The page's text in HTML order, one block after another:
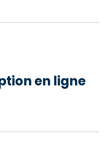
en ligne